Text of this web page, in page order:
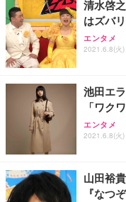
清水啓
はズバ
エンタメ
2021.6.8(火)
池田エ
「ワク
エンタメ
2021.6.8(火
山田裕
『なつ